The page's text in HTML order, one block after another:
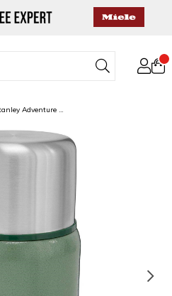
Stanley Adventure Vakumlu Yemek Termosu 0,7 L Yeşil